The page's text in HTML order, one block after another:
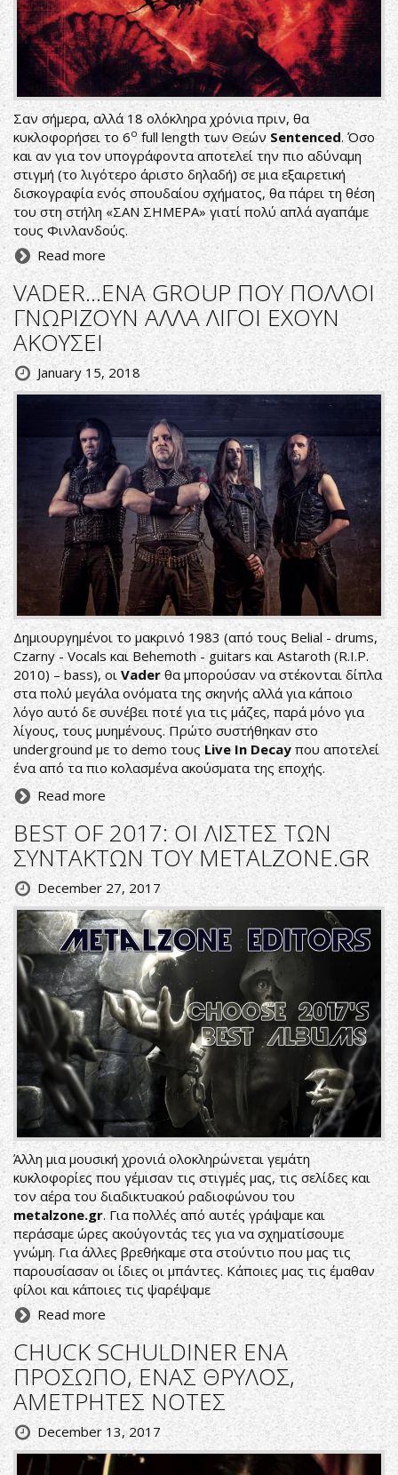
Σαν σήμερα, αλλά 18 ολόκληρα χρόνια πριν, θα
κυκλοφορήσει το 6οfull length των Θεών Sentenced. Όσο
και αν για τον υπογράφοντα αποτελεί την πιο αδύναμη
στιγμή (το λιγότερο άριστο δηλαδή) σε μια εξαιρετική
δισκογραφία ενός σπουδαίου σχήματος, θα πάρει τη θέση
του στη στήλη «ΣΑΝ ΣΗΜΕΡΑ» γιατί πολύ απλά αγαπάμε
τους Φινλανδούς.
Read more
VADER...ΕΝΑ GROUP ΠΟΥ ΠΟΛΛΟΙ
ΓΝΩΡΙΖΟΥΝ ΑΛΛΑ ΛΙΓΟΙ ΕΧΟΥΝ
ΑΚΟΥΣΕΙ
January 15, 2018
Δημιουργημένοι το μακρινό 1983 (από τους Belial - drums,
Czarny - Vocals και Behemoth - guitars και Astaroth (R.I.P.
2010) – bass), οι Vaderθα μπορούσαν να στέκονται δίπλα
στα πολύ μεγάλα ονόματα της σκηνής αλλά για κάποιο
λόγο αυτό δε συνέβει ποτέ για τις μάζες, παρά μόνο για
λίγους, τους μυημένους. Πρώτο συστήθηκαν στο
underground με το demo τουςLive In Decay που αποτελεί
ένα από τα πιο κολασμένα ακούσματα της εποχής.
Read more
BEST OF 2017: ΟΙ ΛΙΣΤΕΣ ΤΩΝ
ΣΥΝΤΑΚΤΩΝ ΤΟΥ METALZONE.GR
December 27, 2017
Άλλη μια μουσική χρονιά ολοκληρώνεται γεμάτη
κυκλοφορίες που γέμισαν τις στιγμές μας, τις σελίδες και
τον αέρα του διαδικτυακού ραδιοφώνου του
metalzone.gr. Για πολλές από αυτές γράψαμε και
περάσαμε ώρες ακούγοντάς τες για να σχηματίσουμε
γνώμη. Για άλλες βρεθήκαμε στα στούντιο που μας τις
παρουσίασαν οι ίδιες οι μπάντες. Κάποιες μας τις έμαθαν
φίλοι και κάποιες τις ψαρέψαμε
Read more
CHUCK SCHULDINER ΕΝΑ
ΠΡΟΣΩΠΟ, ΕΝΑΣ ΘΡΥΛΟΣ,
ΑΜΕΤΡΗΤΕΣ ΝΟΤΕΣ
December 13, 2017